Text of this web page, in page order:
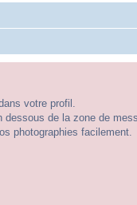
votre profil.
de la zone de
photographies facilement.